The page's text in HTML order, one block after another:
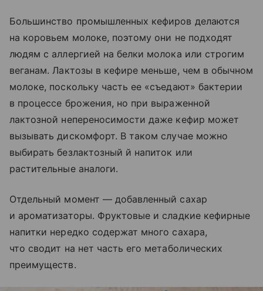
Большинство промышленных кефиров делаются
на коровьем молоке, поэтому они не подходят
людям с аллергией на белки молока или строгим
веганам. Лактозы в кефире меньше, чем в обычном
молоке, поскольку часть ее «съедают» бактерии
в процессе брожения, но при выраженной
лактозной непереносимости даже кефир может
вызывать дискомфорт. В таком случае можно
выбирать безлактозный й напиток или
растительные аналоги.
Отдельный момент — добавленный сахар
и ароматизаторы. Фруктовые и сладкие кефирные
напитки нередко содержат много сахара,
что сводит на нет часть его метаболических
преимуществ.